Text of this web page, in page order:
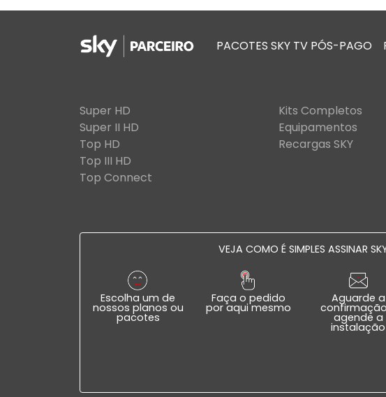
PACOTES SKY TV PÓS-PAGO
Super HD
Super II HD
Top HD
Top III HD
Top Connect
Kits Completos
Equipamentos
Recargas SKY
VEJA COMO É SIMPLES ASSINAR
Escolha um de
nossos planos ou
pacotes
Faça o pedido
por aqui mesmo
Aguarde a
agende a
instalação